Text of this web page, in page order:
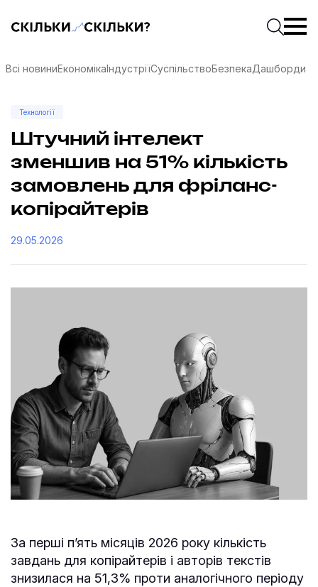
Скільки-скільки? — Медіа про суспільні даніПочати
Всі новиниЕкономікаІндустріїСуспільствоБезпекаДашборди
Технології
Штучний інтелект
зменшив на 51% кількість
замовлень для фріланс-
копірайтерів
29.05.2026
За перші п’ять місяців 2026 року кількість
завдань для копірайтерів і авторів текстів
знизилася на 51,3% проти аналогічного періоду